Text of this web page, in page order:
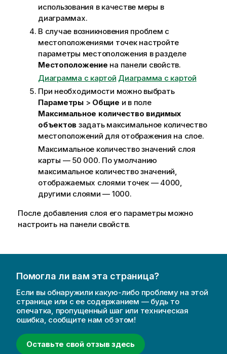
использования в качестве меры в
диаграммах.
В случае возникновения проблем с
местоположениями точек настройте
параметры местоположения в разделе
Местоположение на панели свойств.
Диаграмма с картой Диаграмма с картой
При необходимости можно выбрать
Параметры> Общие и в поле
Максимальное количество видимых
объектов задать максимальное количество
местоположений для отображения на слое.
Максимальное количество значений слоя
карты — 50 000. По умолчанию
максимальное количество значений,
отображаемых слоями точек — 4000,
другими слоями — 1000.
После добавления слоя его параметры можно
настроить на панели свойств.
Помогла ли вам эта страница?
Если вы обнаружили какую-либо проблему на этой
странице или с ее содержанием — будь то
опечатка, пропущенный шаг или техническая
ошибка, сообщите нам об этом!
Оставьте свой отзыв здесь